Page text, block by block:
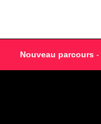
Nouveau parcours-